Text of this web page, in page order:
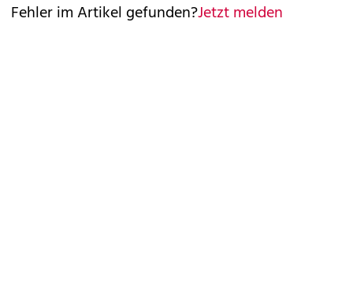
Fehler im Artikel gefunden?Jetzt melden